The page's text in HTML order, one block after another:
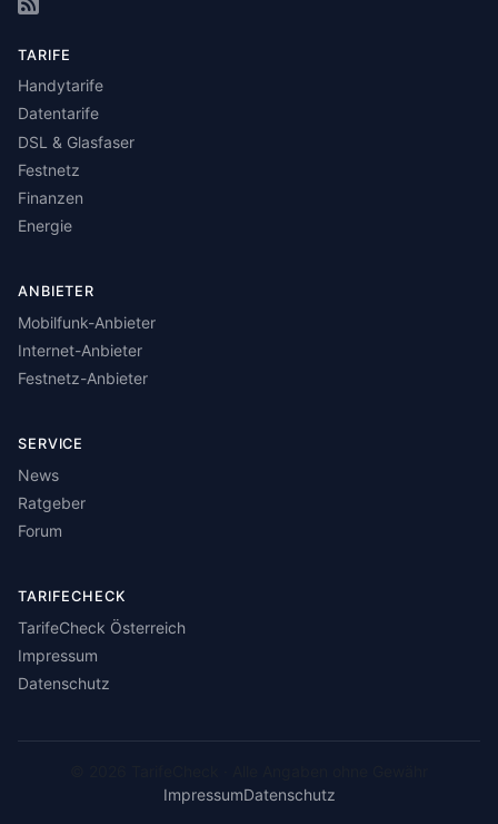
TARIFE
Handytarife
Datentarife
DSL & Glasfaser
Festnetz
Finanzen
Energie
ANBIETER
Mobilfunk-Anbieter
Internet-Anbieter
Festnetz-Anbieter
SERVICE
News
Ratgeber
Forum
TARIFECHECK
TarifeCheck Österreich
Impressum
Datenschutz
ImpressumDatenschutz